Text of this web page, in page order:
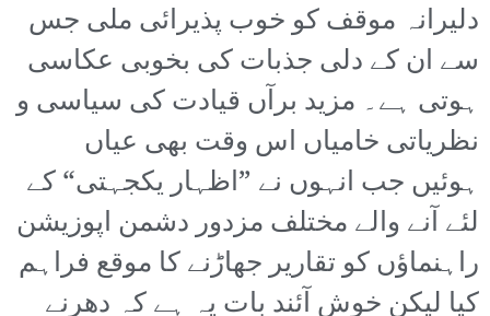
دلیرانہ موقف کو خوب پذیرائی ملی جس
سے ان کے دلی جذبات کی بخوبی عکاسی
ہوتی ہے۔ مزید برآں قیادت کی سیاسی و
نظریاتی خامیاں اس وقت بھی عیاں
ہوئیں جب انہوں نے ”اظہار یکجہتی“ کے
لئے آنے والے مختلف مزدور دشمن اپوزیشن
راہنماؤں کو تقاریر جھاڑنے کا موقع فراہم
کیا لیکن خوش آئند بات یہ ہے کہ دھرنے